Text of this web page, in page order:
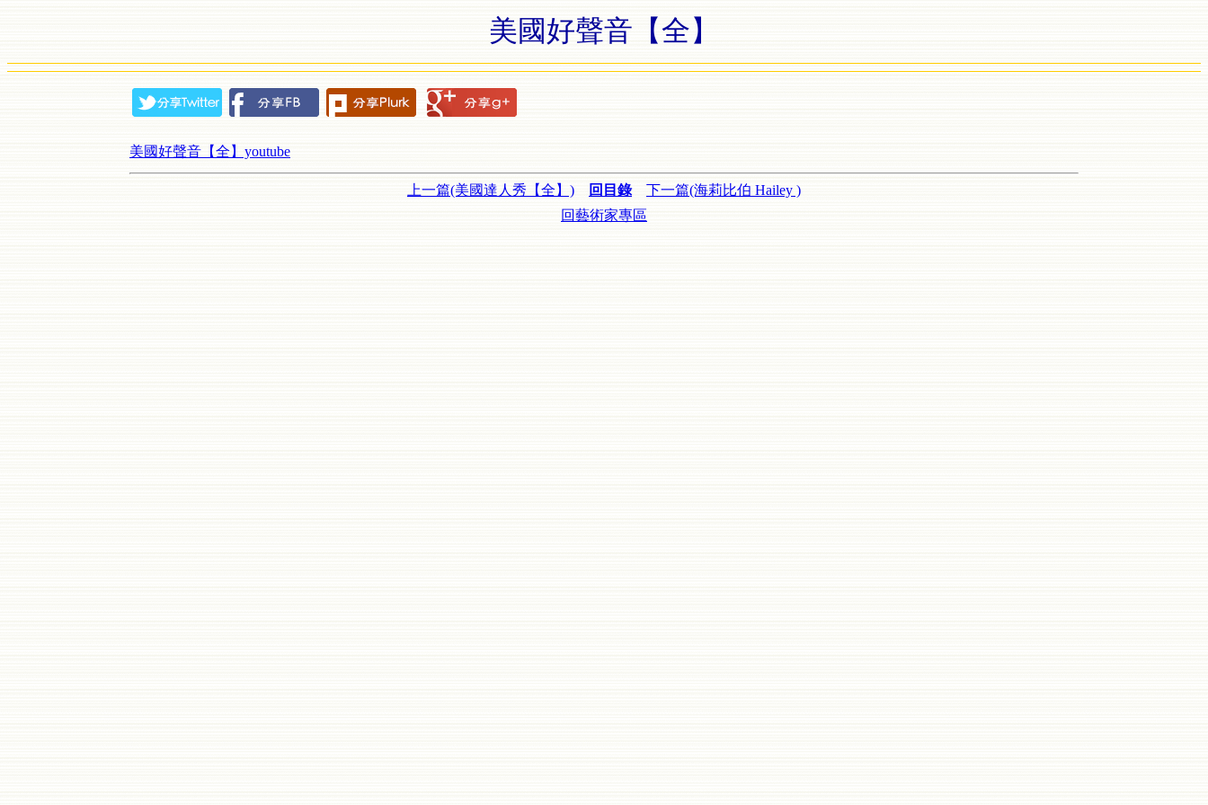
美國好聲音【全】
美國好聲音【全】youtube
上一篇(美國達人秀【全】) 回目錄
下一篇(海莉比伯 Hailey )
回藝術家專區